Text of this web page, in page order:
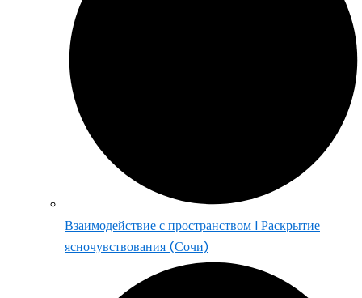
Взаимодействие с пространством | Раскрытие
ясночувствования (Сочи)